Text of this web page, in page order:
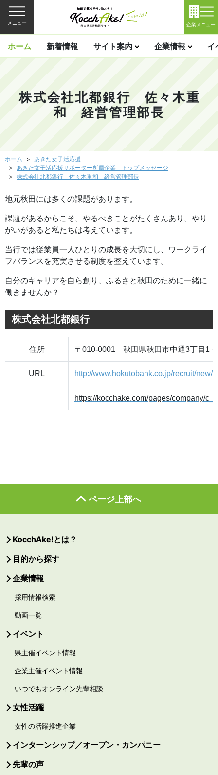
メニュー 企業メニュー
ホーム 新着情報 サイト案内 企業情報 イ
株式会社北都銀行 佐々木重
和 経営管理部長
ホーム
あきた女子活応援
あきた女子活応援サポーター所属企業 トップメッセージ
株式会社北都銀行 佐々木重和 経営管理部長
地元秋田には多くの課題があります。
課題があるからこそ、やるべきことがたくさんあり、やり
がいがあると私たちは考えています。
当行では従業員一人ひとりの成長を大切にし、ワークライ
フバランスを充実させる制度を整えています。
自分のキャリアを自ら創り、ふるさと秋田のために一緒に
働きませんか？
株式会社北都銀行
住所 〒010-0001 秋田県秋田市中通3丁目1
URL http://www.hokutobank.co.jp/recruit/new/
https://kocchake.com/pages/company/
ページ上部へ
KocchAke!とは？
目的から探す
企業情報
採用情報検索
動画一覧
イベント
県主催イベント情報
企業主催イベント情報
いつでもオンライン先輩相談
女性活躍
女性の活躍推進企業
インターンシップ／オープン・カンパニー
先輩の声